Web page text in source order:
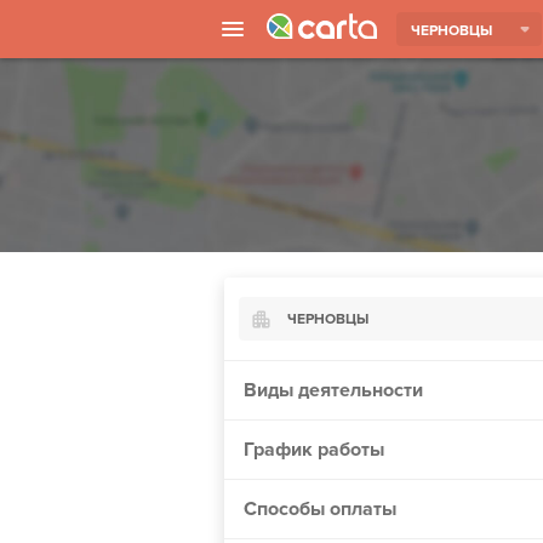
ЧЕРНОВЦЫ
ЧЕРНОВЦЫ
Борисполь
Виды деятельности
График работы
Способы оплаты